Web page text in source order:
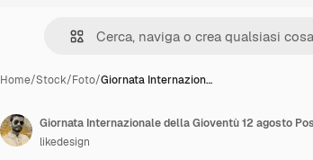
Home/Stock/Foto/Giornata Internazion…
likedesign